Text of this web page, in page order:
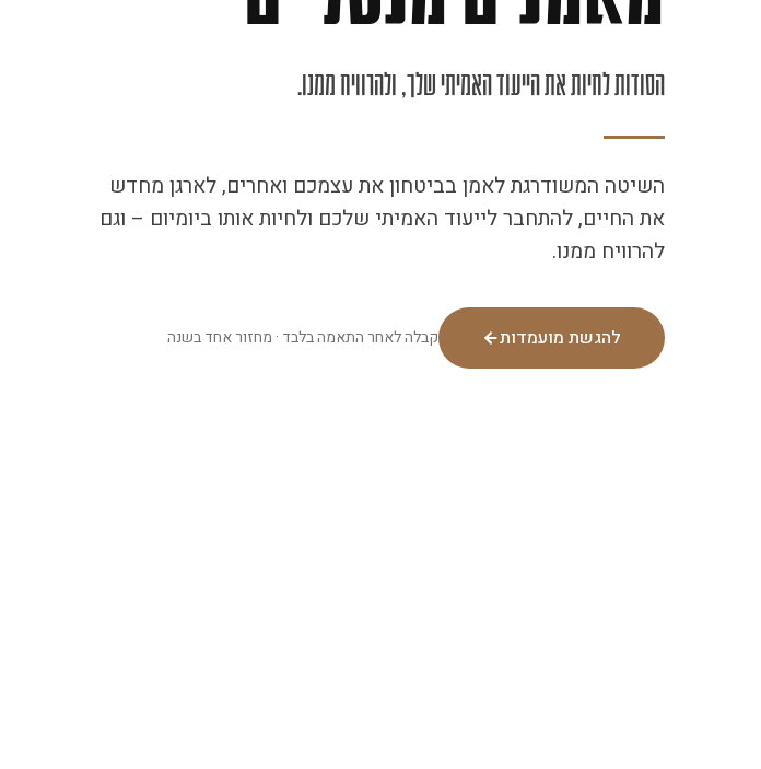
הסודות לחיות את הייעוד האמיתי שלך, ולהרוויח ממנו.
השיטה המשודרגת לאמן בביטחון את עצמכם ואחרים, לארגן מחדש
את החיים, להתחבר לייעוד האמיתי שלכם ולחיות אותו ביומיום – וגם
להרוויח ממנו.
להגשת מועמדות קבלה לאחר התאמה בלבד · מחזור אחד בשנה